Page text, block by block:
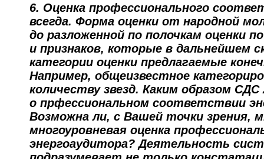
6. Оценка профессионального
всегда. Форма оценки от народной
до разложенной по полочкам оценки
и признаков, которые в дальнейшем
категории оценки предлагаемые
Например, общеизвестное
количеству звезд. Каким образом СДС
о прфессиональном соответствии
Возможна ли, с Вашей точки зрения,
многоуровневая оценка
энергоаудитора? Деятельность